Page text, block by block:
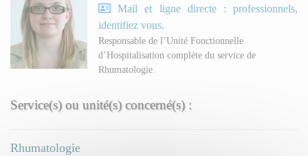
Mail et ligne directe : professionnels,
identifiez vous.
Responsable de l’Unité Fonctionnelle
d’Hospitalisation complète du service de
Rhumatologie.
Service(s) ou unité(s) concerné(s) :
Rhumatologie